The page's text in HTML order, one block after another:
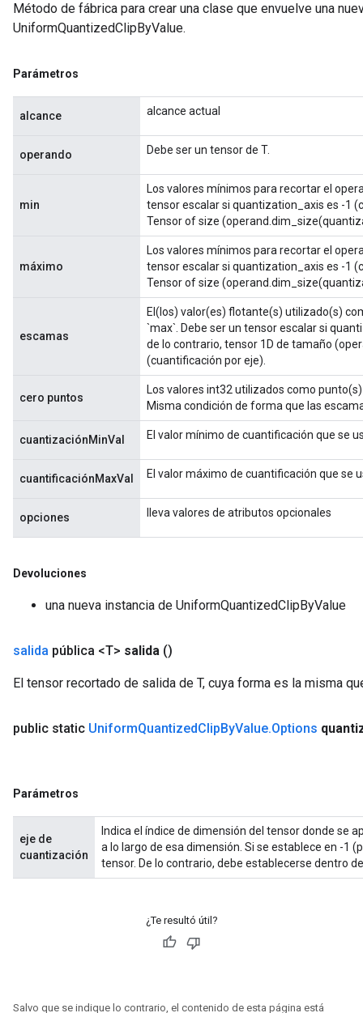
Método de fábrica para crear una clase que envuelve una
UniformQuantizedClipByValue.
Parámetros
alcance alcance actual
operando Debe ser un tensor de T.
min
Los valores mínimos para recortar el
tensor escalar si quantization_axis es -1
Tensor of size
máximo
Los valores mínimos para recortar el
tensor escalar si quantization_axis es -1
Tensor of size
escamas
El(los) valor(es) flotante(s) utilizado(s)
`max`. Debe ser un tensor escalar si
de lo contrario, tensor 1D de tamaño
(cuantificación por eje).
cero puntos
Los valores int32 utilizados como
Misma condición de forma que las
cuantizaciónMinVal El valor mínimo de cuantificación que se
cuantificaciónMaxVal El valor máximo de cuantificación que se
opciones lleva valores de atributos opcionales
Devoluciones
una nueva instancia de UniformQuantizedClipByValue
salida pública <T> salida ()
El tensor recortado de salida de T, cuya forma es la misma
public static UniformQuantizedClipByValue.Options
Parámetros
eje de
cuantización
Indica el índice de dimensión del tensor donde se
a lo largo de esa dimensión. Si se establece en -1
tensor. De lo contrario, debe establecerse dentro
¿Te resultó útil?
Salvo que se indique lo contrario, el contenido de esta página está